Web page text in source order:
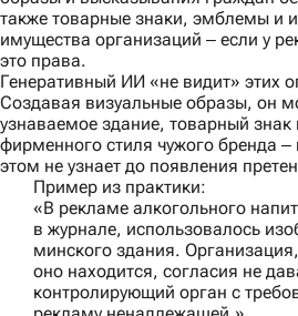
также товарные знаки, эмблемы и
имущества организаций ‒ если у
это права.
Генеративный ИИ «не видит» этих
Создавая визуальные образы, он
узнаваемое здание, товарный знак
фирменного стиля чужого бренда
этом не узнает до появления
Пример из практики:
«В рекламе алкогольного
в журнале, использовалось
минского здания.
оно находится, согласия не
контролирующий орган с